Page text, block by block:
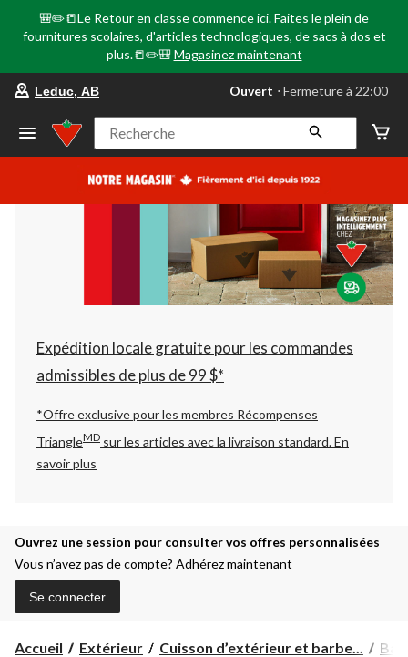
🎒✏️📒Le Retour en classe commence ici. Faites le plein de
fournitures scolaires, d'articles technologiques, de sacs à dos et
plus.📒✏️🎒 Magasinez maintenant
votre
préféré
Leduc,
AB,
courament
Fermeture
à
22:00
cliquer
pour
changer
Leduc, AB Ouvert ⋅ Fermeture à 22:00
Recherche
Expédition locale gratuite pour les commandes
admissibles de plus de 99 $*
*Offre exclusive pour les membres Récompenses
TriangleMD sur les articles avec la livraison standard.En
savoir plus
Ouvrez une session pour consulter vos offres personnalisées
Vous n’avez pas de compte? Adhérez maintenant
Se connecter
Accueil Extérieur Cuisson d’extérieur et barbe...